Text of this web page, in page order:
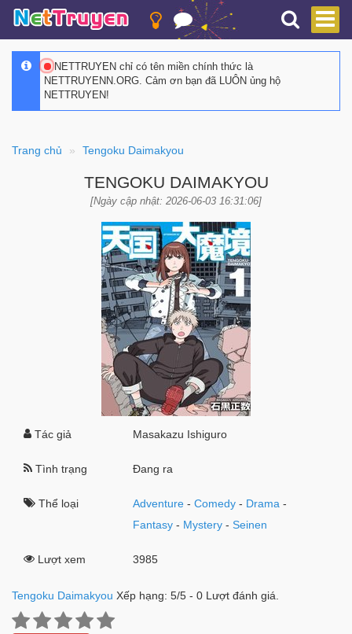
NETTRUYEN chỉ có tên miền chính thức là
NETTRUYENN.ORG. Cảm ơn bạn đã LUÔN ủng hộ
NETTRUYEN!
Trang chủ Tengoku Daimakyou
TENGOKU DAIMAKYOU
[Ngày cập nhật: 2026-06-03 16:31:06]
Tác giả Masakazu Ishiguro
Tình trạng Đang ra
Thể loại Adventure -Comedy - Drama -
Fantasy - Mystery -Seinen
Lượt xem 3985
Tengoku Daimakyou Xếp hạng: 5/5 - 0 Lượt đánh giá.